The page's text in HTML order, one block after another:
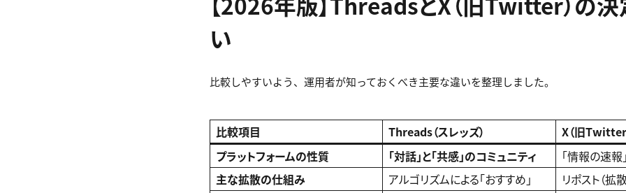
い
比較しやすいよう、運用者が知っておくべき主要な違いを整理しました。
比較項目 Threads（スレッズ）
X（旧Twitter
プラットフォームの性質
「対話」と「共感」のコミュニティ
「情報の速報
主な拡散の仕組み
アルゴリズムによる「おすすめ」 リポスト（拡